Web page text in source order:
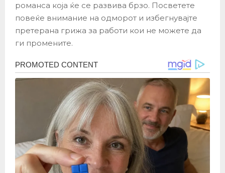
романса која ќе се развива брзо. Посветете
повеќе внимание на одморот и избегнувајте
претерана грижа за работи кои не можете да
ги промените.